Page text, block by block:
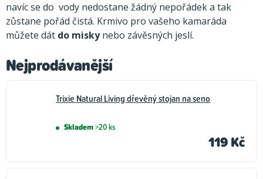
navíc se do vody nedostane žádný nepořádek a tak
zůstane pořád čistá. Krmivo pro vašeho kamaráda
můžete dát do miskynebo závěsných jeslí.
Nejprodávanější
Trixie Natural Living dřevěný stojan na seno
Skladem>20 ks
119 Kč